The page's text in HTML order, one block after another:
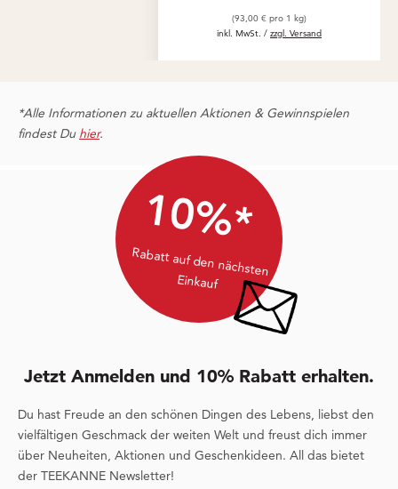
(93,00 € pro 1 kg)
inkl. MwSt. / zzgl. Versand
*Alle Informationen zu aktuellen Aktionen & Gewinnspielen
findest Du hier.
10%*
Rabatt auf den nächsten
Einkauf
Jetzt Anmelden und 10% Rabatt erhalten.
Du hast Freude an den schönen Dingen des Lebens, liebst den
vielfältigen Geschmack der weiten Welt und freust dich immer
über Neuheiten, Aktionen und Geschenkideen. All das bietet
der TEEKANNE Newsletter!